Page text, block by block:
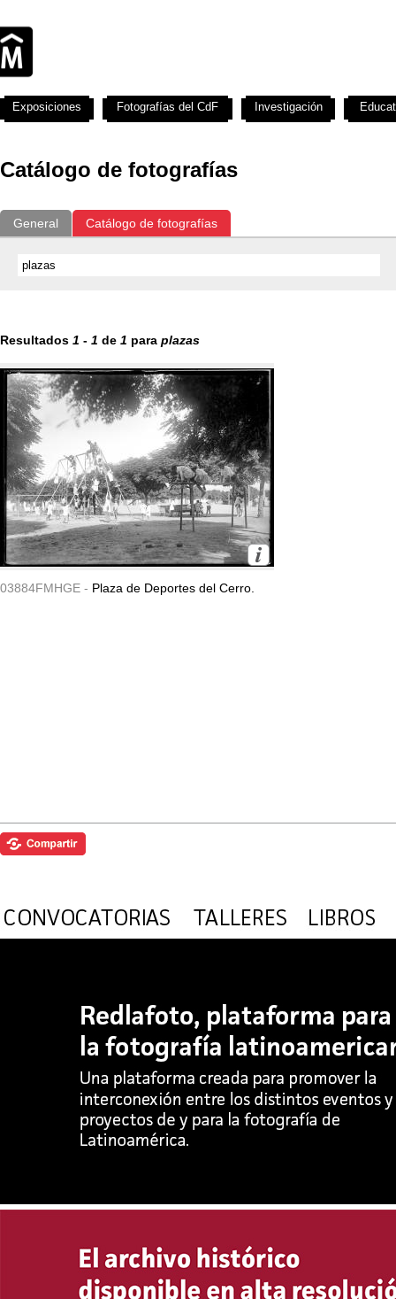
Catálogo de fotografías
General Catálogo de fotografías
Resultados 1 - 1 de 1 para plazas
03884FMHGE - Plaza de Deportes del Cerro.
Exposiciones Fotografías del CdF Investigación